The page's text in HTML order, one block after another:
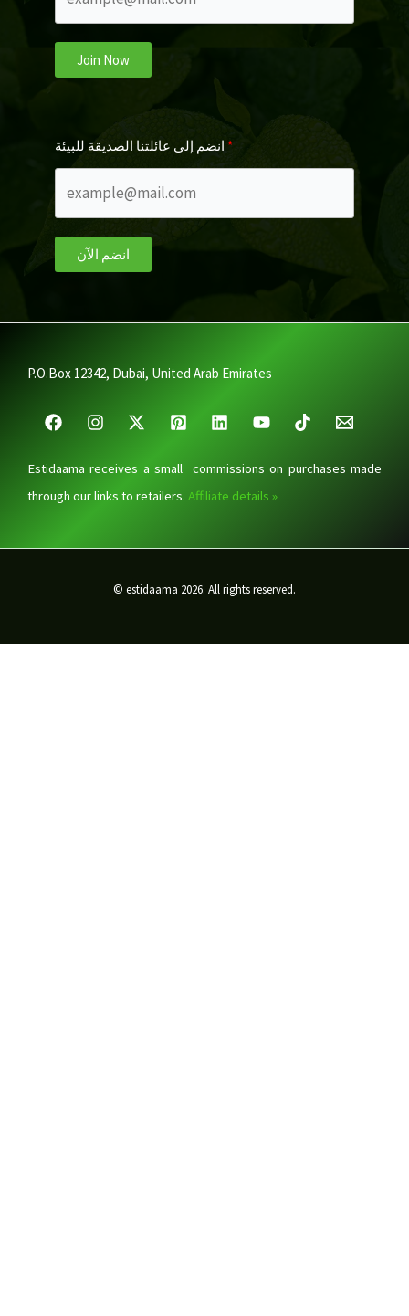
Join Now
انضم إلى عائلتنا الصديقة للبيئة
انضم الآن
P.O.Box 12342, Dubai, United Arab Emirates
Estidaama receives a small commissions on purchases made
through our links to retailers. Affiliate details »
© estidaama 2026. All rights reserved.